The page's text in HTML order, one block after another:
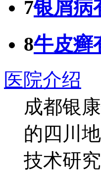
7银屑病
8牛皮癣
医院介绍
成都银
的四川
技术研